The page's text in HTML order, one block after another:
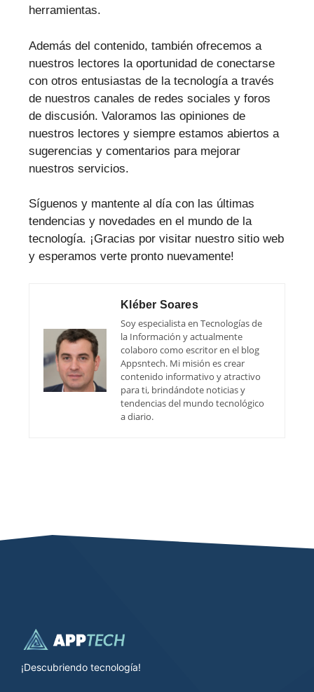
herramientas.
Además del contenido, también ofrecemos a
nuestros lectores la oportunidad de conectarse
con otros entusiastas de la tecnología a través
de nuestros canales de redes sociales y foros
de discusión. Valoramos las opiniones de
nuestros lectores y siempre estamos abiertos a
sugerencias y comentarios para mejorar
nuestros servicios.
Síguenos y mantente al día con las últimas
tendencias y novedades en el mundo de la
tecnología. ¡Gracias por visitar nuestro sitio web
y esperamos verte pronto nuevamente!
Kléber Soares
Soy especialista en Tecnologías de
la Información y actualmente
colaboro como escritor en el blog
Appsntech. Mi misión es crear
contenido informativo y atractivo
para ti, brindándote noticias y
tendencias del mundo tecnológico
a diario.
¡Descubriendo tecnología!